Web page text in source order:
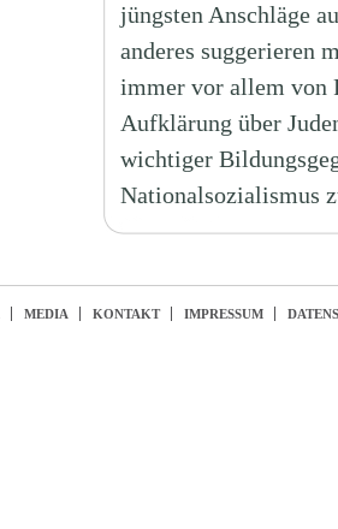
jüngsten Anschläge
anderes suggerieren
immer vor allem von
Aufklärung über
wichtiger
Nationalsozialismus
MEDIA KONTAKT IMPRESSUM